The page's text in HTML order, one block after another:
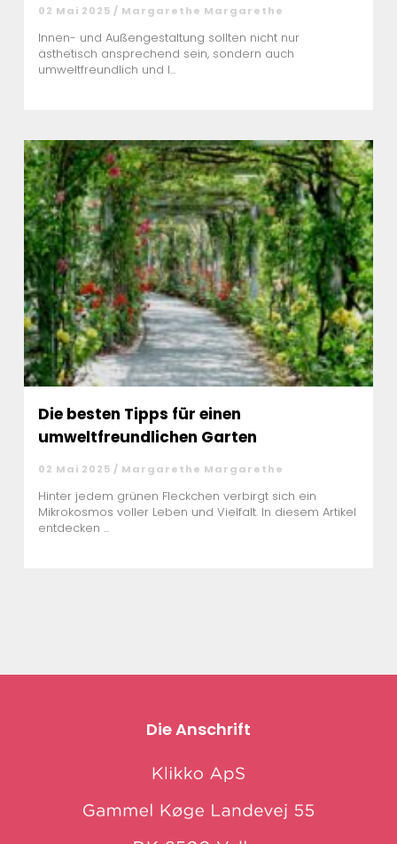
02 Mai 2025 / Margarethe Margarethe
Innen- und Außengestaltung sollten nicht nur
ästhetisch ansprechend sein, sondern auch
umweltfreundlich und l...
Die besten Tipps für einen
umweltfreundlichen Garten
02 Mai 2025 / Margarethe Margarethe
Hinter jedem grünen Fleckchen verbirgt sich ein
Mikrokosmos voller Leben und Vielfalt. In diesem Artikel
entdecken ...
Die Anschrift